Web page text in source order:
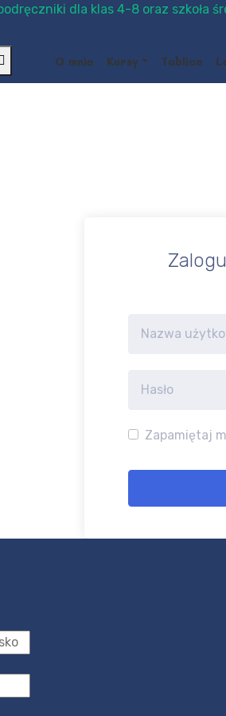
dla klas 4-8 oraz szkoła
O mnie Kursy Tablice
Zapamiętaj